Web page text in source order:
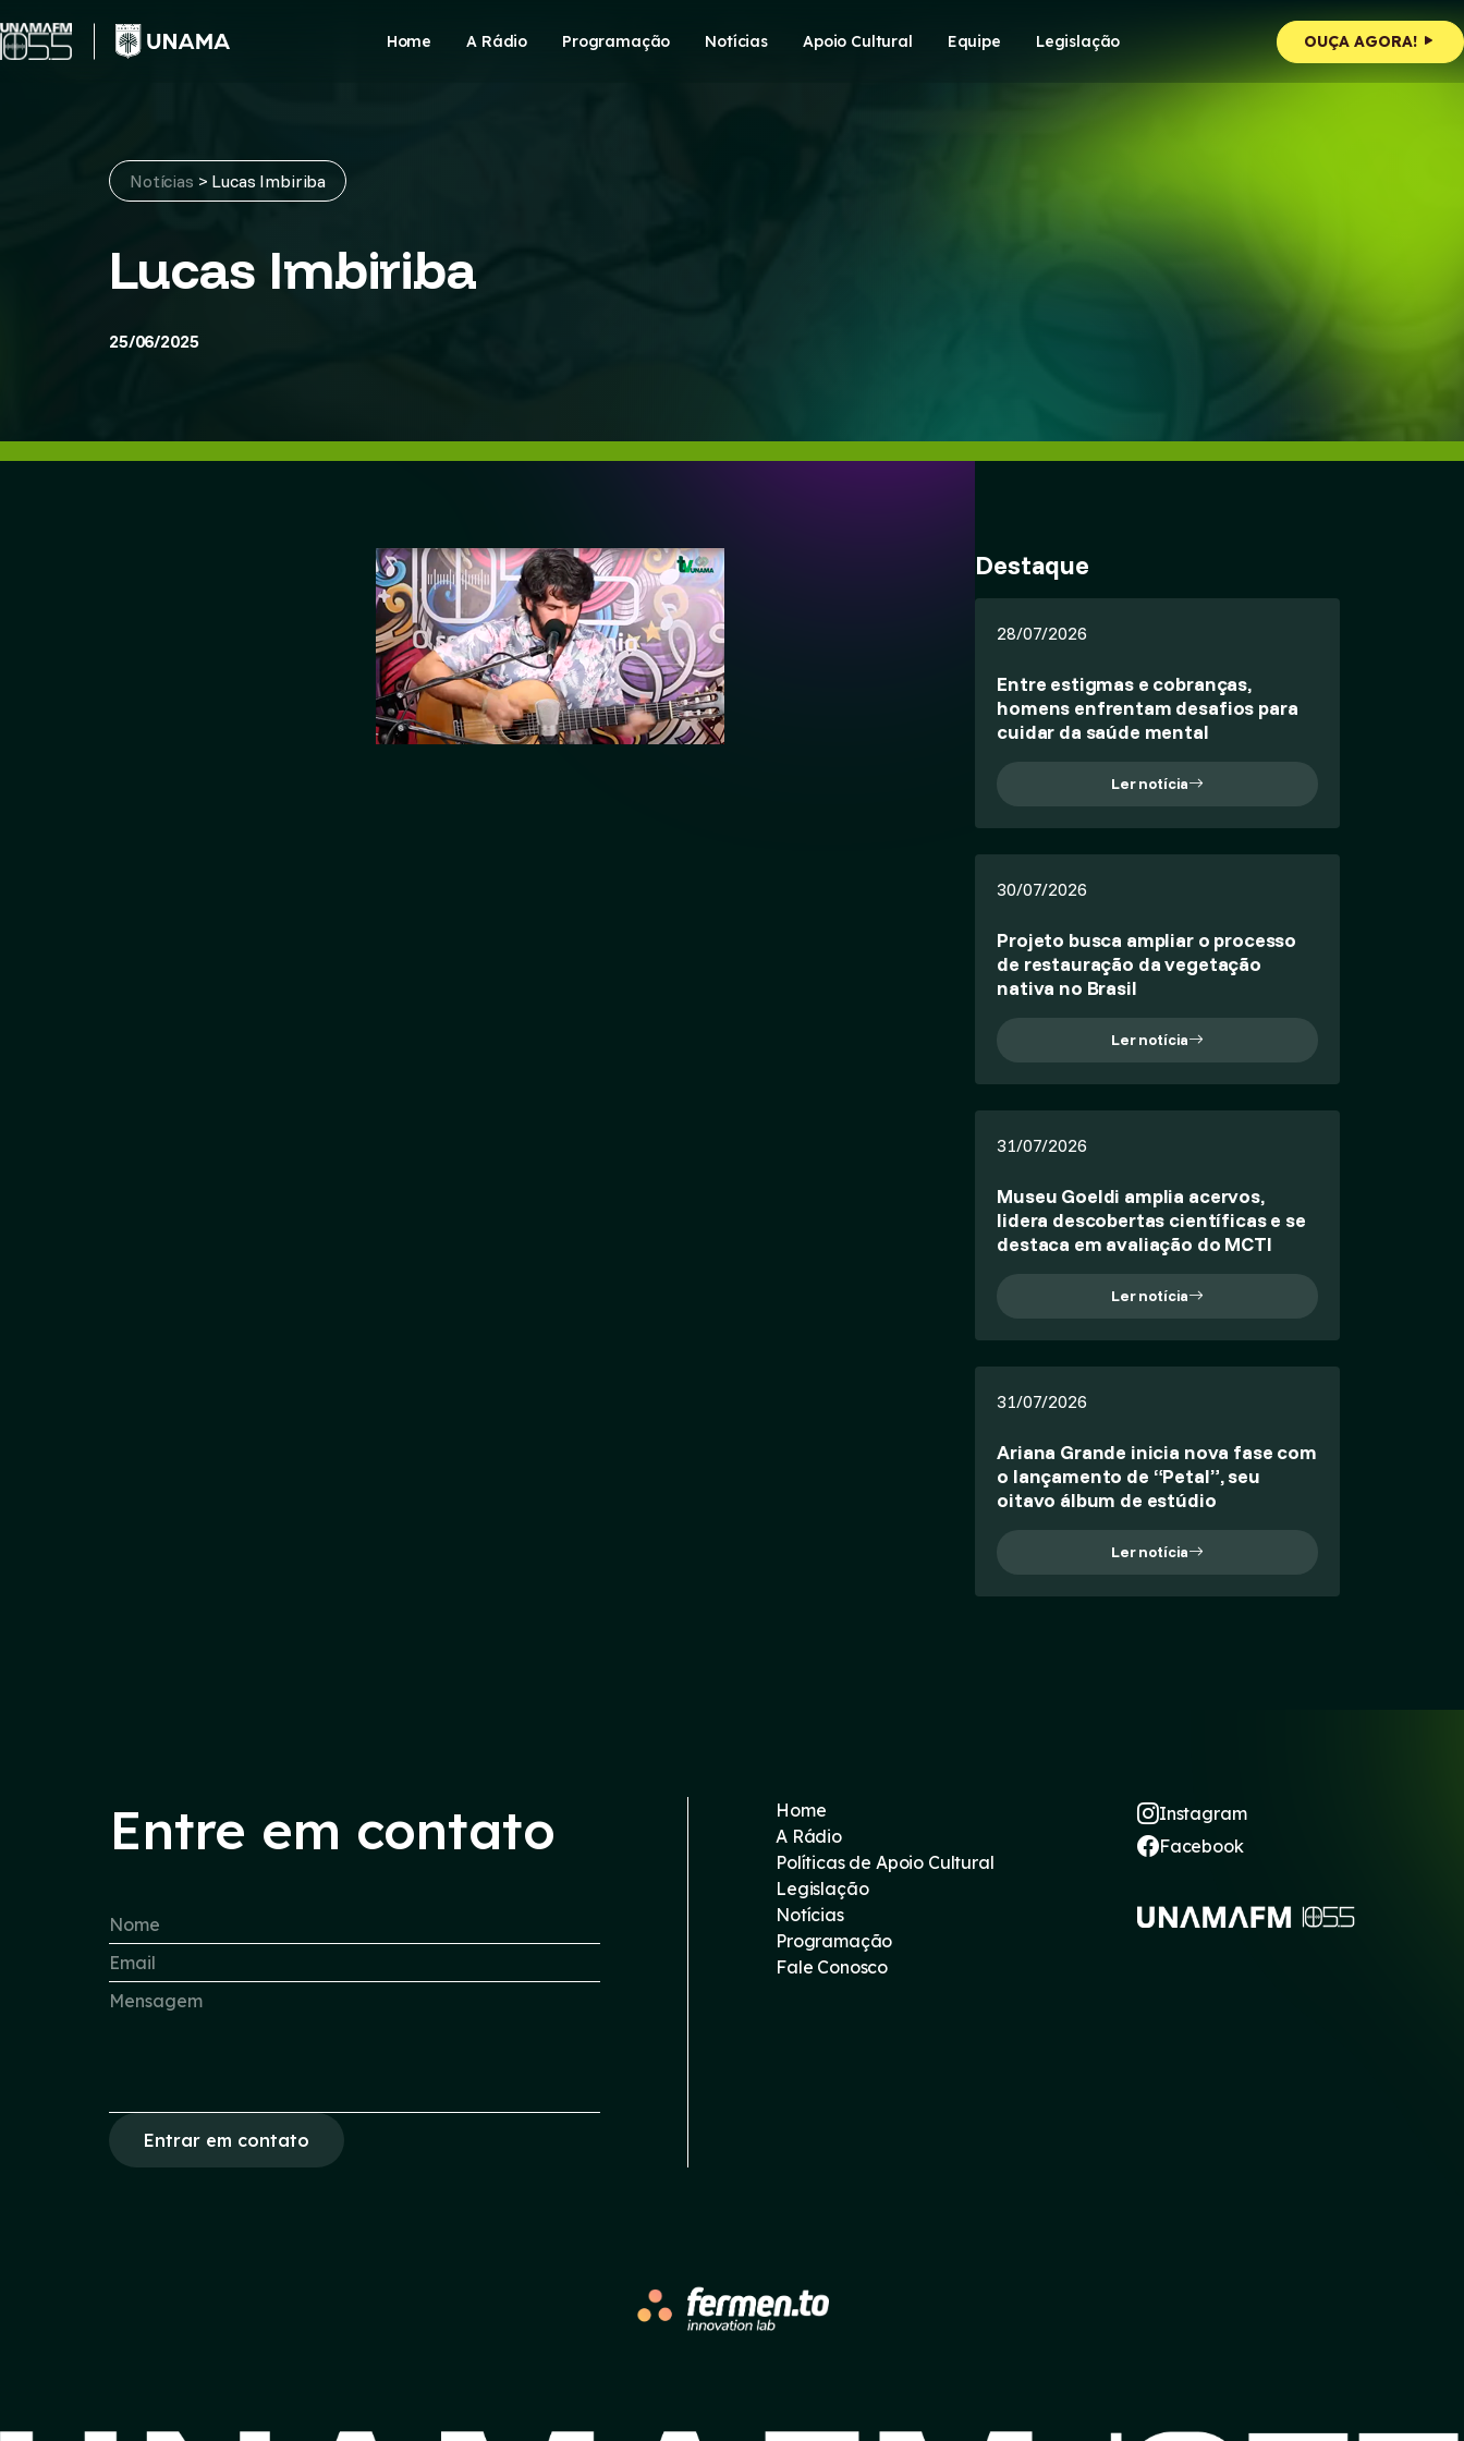
to
content
Home A Rádio Programação Notícias Apoio Cultural Equipe Legislação OUÇA AGORA!
Notícias > Lucas Imbiriba
Lucas Imbiriba
25/06/2025
Destaque
28/07/2026
Entre estigmas e cobranças,
homens enfrentam desafios para
cuidar da saúde mental
Ler notícia
30/07/2026
Projeto busca ampliar o processo
de restauração da vegetação
nativa no Brasil
Ler notícia
31/07/2026
Museu Goeldi amplia acervos,
lidera descobertas científicas e se
destaca em avaliação do MCTI
Ler notícia
31/07/2026
Ariana Grande inicia nova fase com
o lançamento de “Petal”, seu
oitavo álbum de estúdio
Ler notícia
Entre em contato
Entrar em contato
Home
A Rádio
Políticas de Apoio Cultural
Legislação
Notícias
Programação
Fale Conosco
Instagram
Facebook